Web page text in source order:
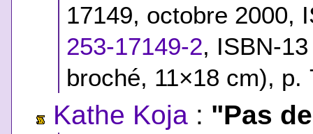
17149, octobre 2000,
253-17149-2, ISBN-
broché, 11×18 cm), p.
Kathe Koja : "Pas